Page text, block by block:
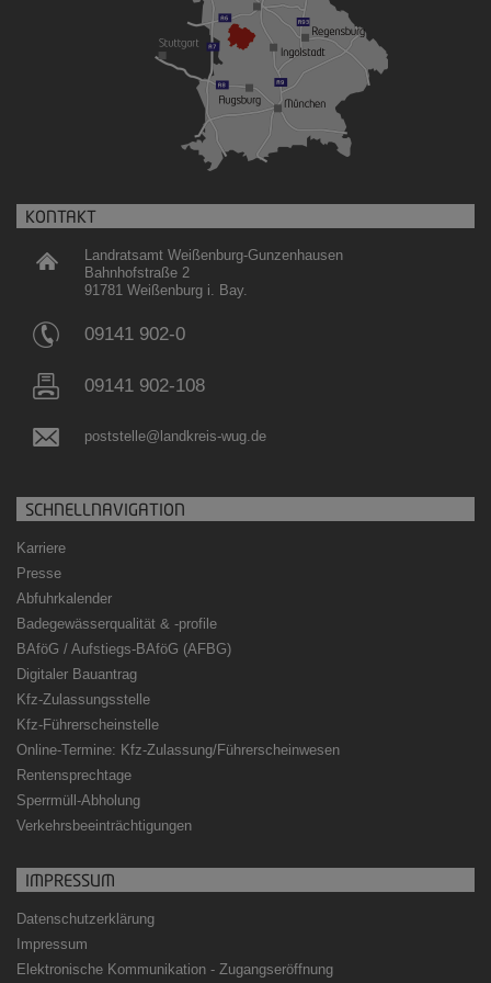
KONTAKT
Landratsamt Weißenburg-Gunzenhausen
Bahnhofstraße 2
91781 Weißenburg i. Bay.
09141 902-0
09141 902-108
poststelle@landkreis-wug.de
SCHNELLNAVIGATION
Karriere
Presse
Abfuhrkalender
Badegewässerqualität & -profile
BAföG / Aufstiegs-BAföG (AFBG)
Digitaler Bauantrag
Kfz-Zulassungsstelle
Kfz-Führerscheinstelle
Online-Termine: Kfz-Zulassung/Führerscheinwesen
Rentensprechtage
Sperrmüll-Abholung
Verkehrsbeeinträchtigungen
IMPRESSUM
Datenschutzerklärung
Impressum
Elektronische Kommunikation - Zugangseröffnung